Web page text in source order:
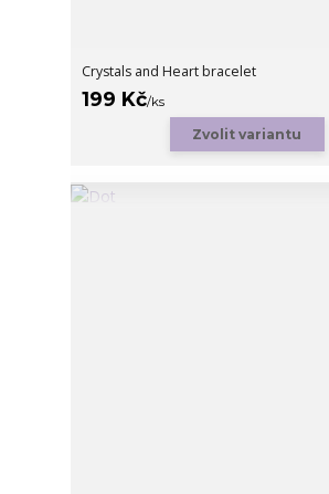
Crystals and Heart bracelet
199 Kč/ks
Zvolit variantu